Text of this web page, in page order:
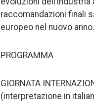
raccomandazioni finali
europeo nel nuovo anno.
PROGRAMMA
GIORNATA
(interpretazione in